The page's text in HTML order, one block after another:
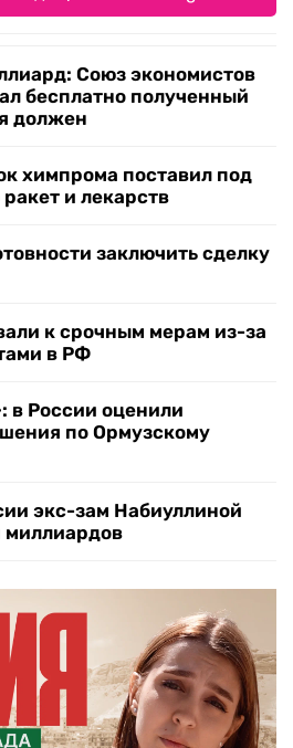
Союз экономистов
бесплатно полученный
должен
химпрома поставил под
и лекарств
заключить сделку
к срочным мерам из-за
в РФ
в России оценили
по Ормузскому
экс-зам Набиуллиной
миллиардов